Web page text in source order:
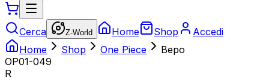
Cerca Z-World Home Shop
Accedi
Home
Shop One Piece
Bepo
OP01-049
R